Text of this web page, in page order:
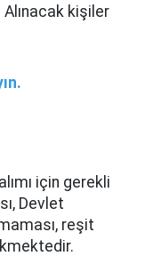
kişiler
için gerekli
Devlet
reşit